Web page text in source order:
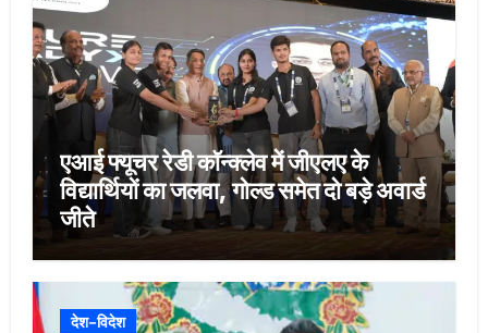
एआई फ्यूचर रेडी कॉन्क्लेव में जीएलए के
विद्यार्थियों का जलवा, गोल्ड समेत दो बड़े अवार्ड
जीते
देश-विदेश